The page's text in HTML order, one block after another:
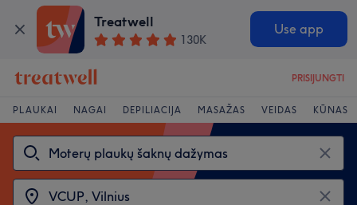
Treatwell
130K
Use app
PRISIJUNGTI
PLAUKAI NAGAI DEPILIACIJA MASAŽAS VEIDAS KŪNAS